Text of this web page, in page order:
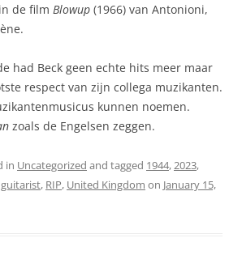
de film Blowup (1966) van Antonioni,
had Beck geen echte hits meer maar
respect van zijn collega muzikanten.
kunnen noemen.
zoals de Engelsen zeggen.
in Uncategorized and tagged 1944,2023,
guitarist, RIP, United Kingdom on January 15,